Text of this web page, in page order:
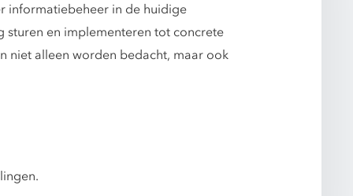
informatiebeheer in de huidige
sturen en implementeren tot concrete
niet alleen worden bedacht, maar ook